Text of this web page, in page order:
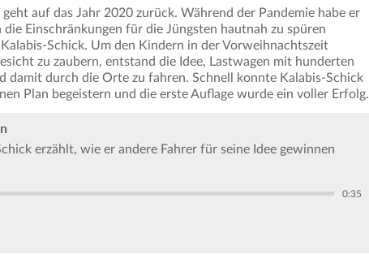
auf das Jahr 2020 zurück. Während der Pandemie habe er
Einschränkungen für die Jüngsten hautnah zu spüren
Schick. Um den Kindern in der Vorweihnachtszeit
zu zaubern, entstand die Idee, Lastwagen mit hunderten
damit durch die Orte zu fahren. Schnell konnte Kalabis-Schick
Plan begeistern und die erste Auflage wurde ein voller Erfolg.
erzählt, wie er andere Fahrer für seine Idee gewinnen
0:35